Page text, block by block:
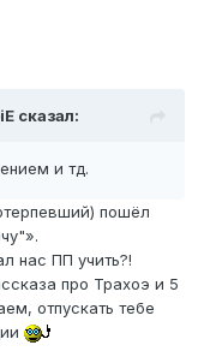
сказал:
и тд.
пошёл
нас ПП учить?!
про Трахоэ и 5
отпускать тебе